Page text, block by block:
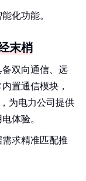
化功能。
末梢
双向通信、远
置通信模块，
为电力公司提供
体验。
求精准匹配推